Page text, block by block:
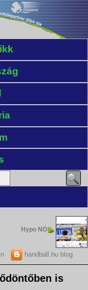
Hypo NÖ
handball.hu blog
is